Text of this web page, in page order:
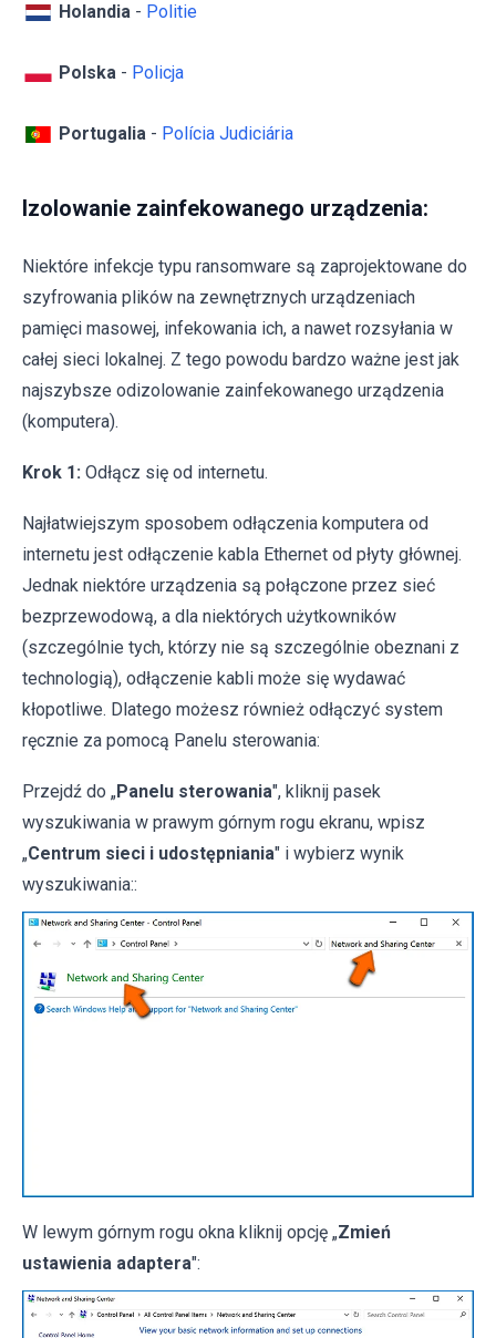
Holandia - Politie
Polska - Policja
Portugalia - Polícia Judiciária
Izolowanie zainfekowanego urządzenia:
Niektóre infekcje typu ransomware są zaprojektowane do
szyfrowania plików na zewnętrznych urządzeniach
pamięci masowej, infekowania ich, a nawet rozsyłania w
całej sieci lokalnej. Z tego powodu bardzo ważne jest jak
najszybsze odizolowanie zainfekowanego urządzenia
(komputera).
Krok 1: Odłącz się od internetu.
Najłatwiejszym sposobem odłączenia komputera od
internetu jest odłączenie kabla Ethernet od płyty głównej.
Jednak niektóre urządzenia są połączone przez sieć
bezprzewodową, a dla niektórych użytkowników
(szczególnie tych, którzy nie są szczególnie obeznani z
technologią), odłączenie kabli może się wydawać
kłopotliwe. Dlatego możesz również odłączyć system
ręcznie za pomocą Panelu sterowania:
Przejdź do „Panelu sterowania", kliknij pasek
wyszukiwania w prawym górnym rogu ekranu, wpisz
„Centrum sieci i udostępniania" i wybierz wynik
wyszukiwania::
W lewym górnym rogu okna kliknij opcję „Zmień
ustawienia adaptera":